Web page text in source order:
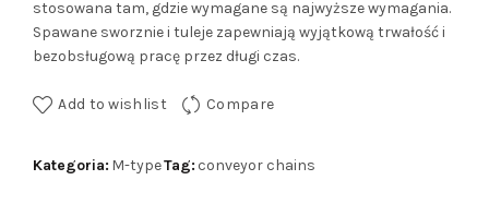
stosowana tam, gdzie wymagane są najwyższe wymagania.
Spawane sworznie i tuleje zapewniają wyjątkową trwałość i
bezobsługową pracę przez długi czas.
Add to wishlist Compare
Kategoria: M-typeTag: conveyor chains